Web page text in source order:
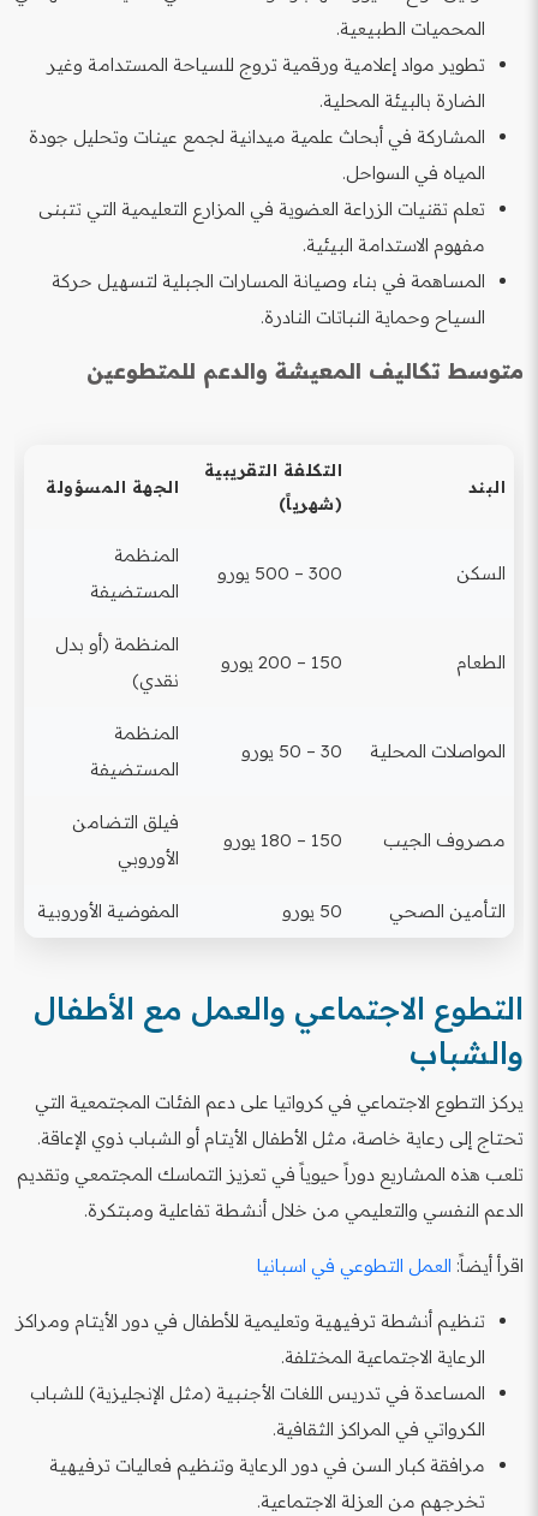
المحميات الطبيعية.
تطوير مواد إعلامية ورقمية تروج للسياحة المستدامة وغير
الضارة بالبيئة المحلية.
المشاركة في أبحاث علمية ميدانية لجمع عينات وتحليل جودة
المياه في السواحل.
تعلم تقنيات الزراعة العضوية في المزارع التعليمية التي تتبنى
مفهوم الاستدامة البيئية.
المساهمة في بناء وصيانة المسارات الجبلية لتسهيل حركة
السياح وحماية النباتات النادرة.
متوسط تكاليف المعيشة والدعم للمتطوعين
البند
التكلفة التقريبية
(شهرياً)
الجهة المسؤولة
السكن 300 – 500 يورو
المنظمة
المستضيفة
الطعام 150 – 200 يورو
المنظمة (أو بدل
نقدي)
المواصلات المحلية 30 – 50 يورو
المنظمة
المستضيفة
مصروف الجيب 150 – 180 يورو
فيلق التضامن
الأوروبي
التأمين الصحي 50 يورو المفوضية الأوروبية
التطوع الاجتماعي والعمل مع الأطفال
والشباب
يركز التطوع الاجتماعي في كرواتيا على دعم الفئات المجتمعية التي
تحتاج إلى رعاية خاصة، مثل الأطفال الأيتام أو الشباب ذوي الإعاقة.
تلعب هذه المشاريع دوراً حيوياً في تعزيز التماسك المجتمعي وتقديم
الدعم النفسي والتعليمي من خلال أنشطة تفاعلية ومبتكرة.
اقرأ أيضاً: العمل التطوعي في اسبانيا
تنظيم أنشطة ترفيهية وتعليمية للأطفال في دور الأيتام ومراكز
الرعاية الاجتماعية المختلفة.
المساعدة في تدريس اللغات الأجنبية (مثل الإنجليزية) للشباب
الكرواتي في المراكز الثقافية.
مرافقة كبار السن في دور الرعاية وتنظيم فعاليات ترفيهية
تخرجهم من العزلة الاجتماعية.